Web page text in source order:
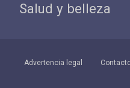
Salud y belleza
Advertencia legal